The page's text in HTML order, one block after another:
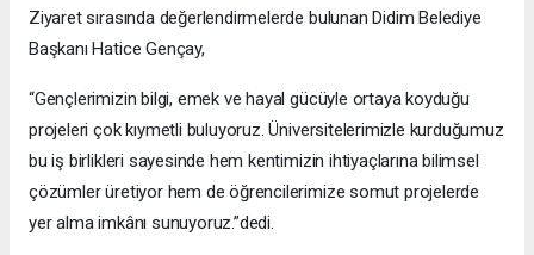
Ziyaret sırasında değerlendirmelerde bulunan Didim Belediye
Başkanı Hatice Gençay,
“Gençlerimizin bilgi, emek ve hayal gücüyle ortaya koyduğu
projeleri çok kıymetli buluyoruz. Üniversitelerimizle kurduğumuz
bu iş birlikleri sayesinde hem kentimizin ihtiyaçlarına bilimsel
çözümler üretiyor hem de öğrencilerimize somut projelerde
yer alma imkânı sunuyoruz.”dedi.